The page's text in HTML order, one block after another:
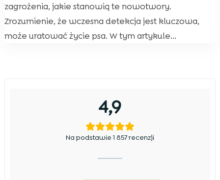
zagrożenia, jakie stanowią te nowotwory.
Zrozumienie, że wczesna detekcja jest kluczowa,
może uratować życie psa. W tym artykule...
4,9
Na podstawie 1 857 recenzji